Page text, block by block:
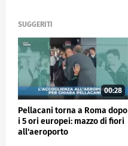
SUGGERITI
00:28
Pellacani torna a Roma dopo
i 5 ori europei: mazzo di fiori
all'aeroporto